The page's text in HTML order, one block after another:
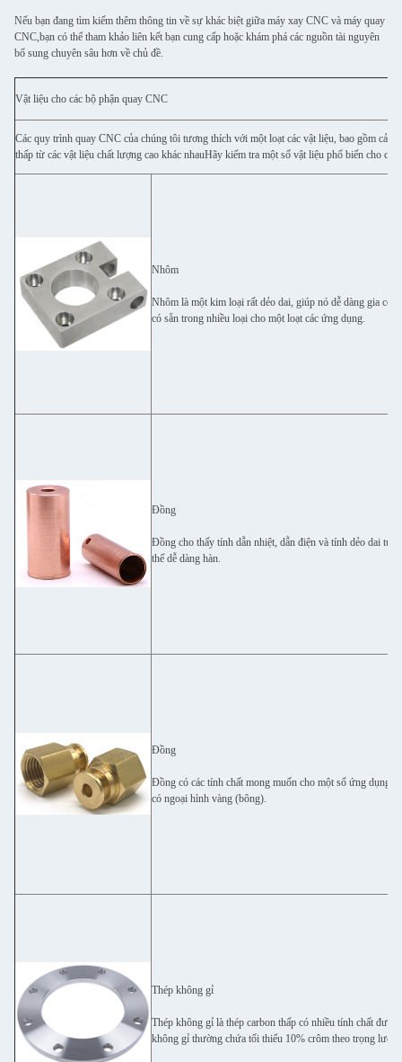
Nếu bạn đang tìm kiếm thêm thông tin về sự khác biệt giữa máy xay CNC và máy quay
CNC,bạn có thể tham khảo liên kết bạn cung cấp hoặc khám phá các nguồn tài nguyên
bổ sung chuyên sâu hơn về chủ đề.
Vật liệu cho các bộ phận quay CNC
Các quy trình quay CNC của chúng tôi tương thích với một loạt các vật liệu, bao gồm cả
thấp từ các vật liệu chất lượng cao khác nhauHãy kiểm tra một số vật liệu phổ biến cho
Nhôm
Nhôm là một kim loại rất dẻo dai, giúp nó dễ dàng gia
có sẵn trong nhiều loại cho một loạt các ứng dụng.
Đồng
Đồng cho thấy tính dẫn nhiệt, dẫn điện và tính dẻo dai
thể dễ dàng hàn.
Đồng
Đồng có các tính chất mong muốn cho một số ứng dụng.
có ngoại hình vàng (bông).
Thép không gỉ
Thép không gỉ là thép carbon thấp có nhiều tính chất
không gỉ thường chứa tối thiểu 10% crôm theo trọng